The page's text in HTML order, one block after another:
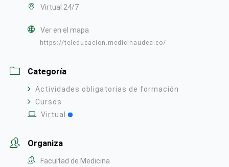
Virtual 24/7
Ver en el mapa
https://teleducacion.medicinaudea.co/
Categoría
Actividades obligatorias de formación
Cursos
Virtual
Organiza
Facultad de Medicina